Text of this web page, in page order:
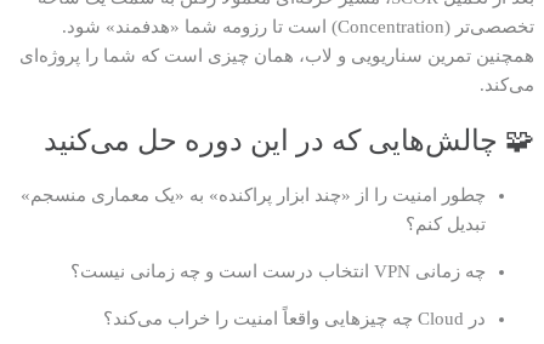
تخصصی‌تر (Concentration) است تا رزومه شما «هدفمند» شود.
همچنین تمرین سناریویی و لاب، همان چیزی است که شما را پروژه‌ای
می‌کند.
🧩 چالش‌هایی که در این دوره حل می‌کنید
چطور امنیت را از «چند ابزار پراکنده» به «یک معماری منسجم»
تبدیل کنم؟
چه زمانی VPN انتخاب درست است و چه زمانی نیست؟
در Cloud چه چیزهایی واقعاً امنیت را خراب می‌کند؟